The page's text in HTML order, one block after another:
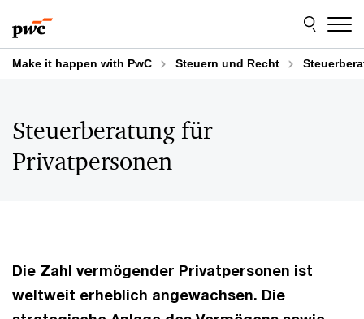
to
content
to
footer
Make it happen with PwC Steuern und Recht
Steuerberatung für
Privatpersonen
Die Zahl vermögender Privatpersonen ist
weltweit erheblich angewachsen. Die